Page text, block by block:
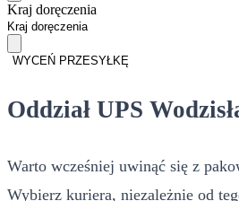
Kraj doręczenia
WYCEŃ PRZESYŁKĘ
Oddział UPS
Warto wcześniej uwinąć się z
Wybierz kuriera, niezależnie od